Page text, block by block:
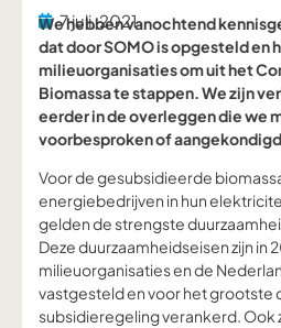
7 juli, 2021
We hebben vanochtend
dat door SOMO is opgesteld en
milieuorganisaties om uit het
Biomassa te stappen. We zijn
eerder in de overleggen die we
voorbesproken of
Voor de gesubsidieerde
energiebedrijven in hun
gelden de strengste
Deze duurzaamheidseisen zijn in
milieuorganisaties en de
vastgesteld en voor het grootste
subsidieregeling verankerd. Ook